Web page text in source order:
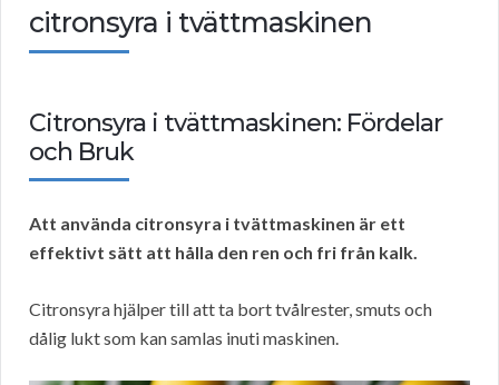
citronsyra i tvättmaskinen
Citronsyra i tvättmaskinen: Fördelar
och Bruk
Att använda citronsyra i tvättmaskinen är ett
effektivt sätt att hålla den ren och fri från kalk.
Citronsyra hjälper till att ta bort tvålrester, smuts och
dålig lukt som kan samlas inuti maskinen.